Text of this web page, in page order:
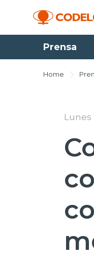
Prensa
Home
Lunes